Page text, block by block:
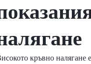
кръвно налягане